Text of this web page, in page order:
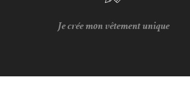
Je crée mon vêtement unique